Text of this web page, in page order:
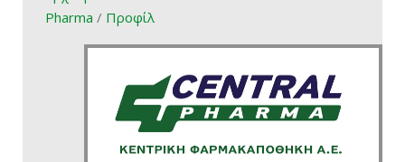
Όμιλος
Υπηρεσίες
Πανελλαδικό Δίκτυο
Pharma / Προφίλ